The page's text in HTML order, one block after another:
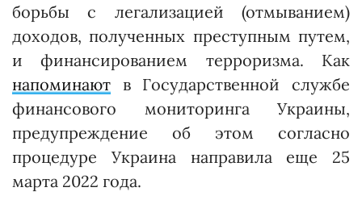
борьбы с легализацией (отмыванием)
доходов, полученных преступным путем,
и финансированием терроризма. Как
напоминают в Государственной службе
финансового мониторинга Украины,
предупреждение об этом согласно
процедуре Украина направила еще 25
марта 2022 года.